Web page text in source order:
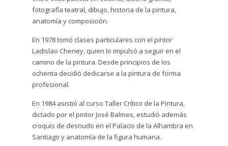
fotografía teatral, dibujo, historia de la pintura,
anatomía y composición.
En 1978 tomó clases particulares con el pintor
Ladislao Cheney, quien lo impulsó a seguir en el
camino de la pintura. Desde principios de los
ochenta decidió dedicarse a la pintura de forma
profesional.
En 1984 asistió al curso Taller Crítico de la Pintura,
dictado por el pintor José Balmes, estudió además
croquis de desnudo en el Palacio de la Alhambra en
Santiago y anatomía de la figura humana.